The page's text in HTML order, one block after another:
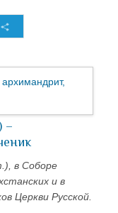
–
в Соборе
и в
Церкви Русской.